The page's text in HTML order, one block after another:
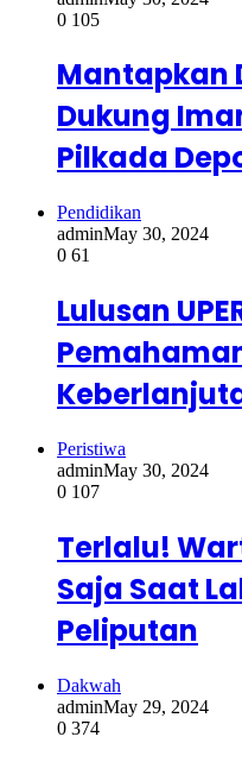
0 105
Mantapkan
Dukung
Pilkada
Pendidikan
adminMay 30, 2024
0 61
Lulusan
Peristiwa
adminMay 30, 2024
0 107
Terlalu!
Saja Saat
Peliputan
Dakwah
adminMay 29, 2024
0 374